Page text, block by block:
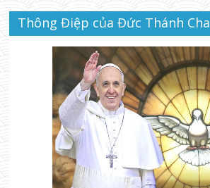
Thông Điệp của Đức Thánh Cha